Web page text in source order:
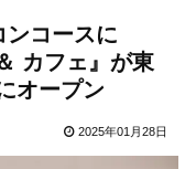
ンコースに
カフェ』が東
オープン
2025年01月28日